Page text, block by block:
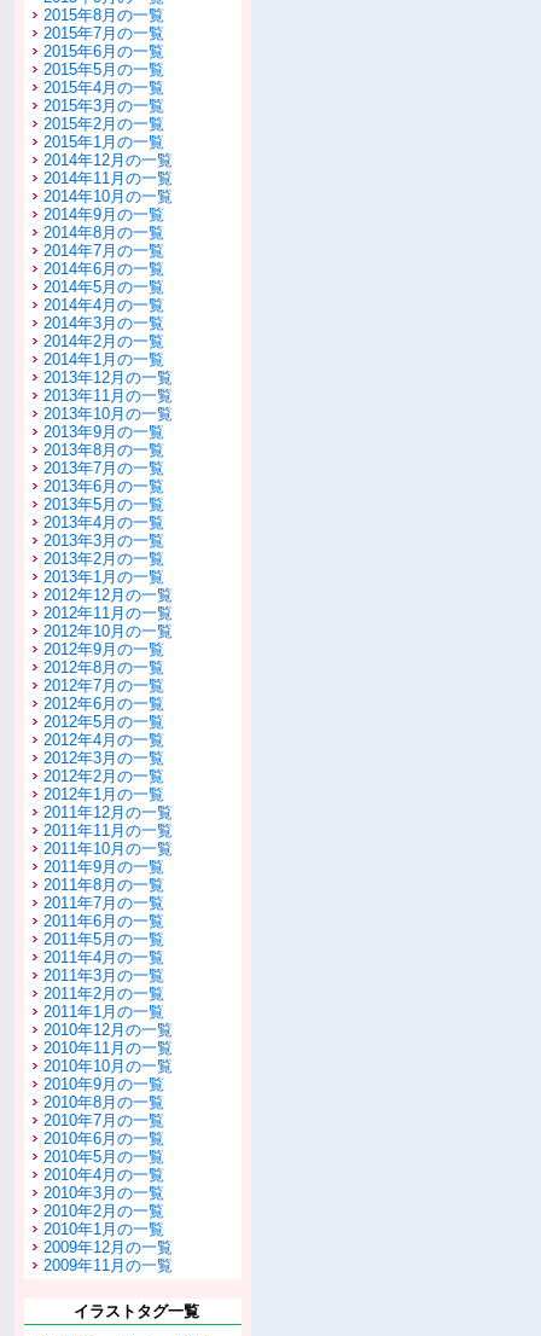
2015年8月の一覧
2015年7月の一覧
2015年6月の一覧
2015年5月の一覧
2015年4月の一覧
2015年3月の一覧
2015年2月の一覧
2015年1月の一覧
2014年12月の一覧
2014年11月の一覧
2014年10月の一覧
2014年9月の一覧
2014年8月の一覧
2014年7月の一覧
2014年6月の一覧
2014年5月の一覧
2014年4月の一覧
2014年3月の一覧
2014年2月の一覧
2014年1月の一覧
2013年12月の一覧
2013年11月の一覧
2013年10月の一覧
2013年9月の一覧
2013年8月の一覧
2013年7月の一覧
2013年6月の一覧
2013年5月の一覧
2013年4月の一覧
2013年3月の一覧
2013年2月の一覧
2013年1月の一覧
2012年12月の一覧
2012年11月の一覧
2012年10月の一覧
2012年9月の一覧
2012年8月の一覧
2012年7月の一覧
2012年6月の一覧
2012年5月の一覧
2012年4月の一覧
2012年3月の一覧
2012年2月の一覧
2012年1月の一覧
2011年12月の一覧
2011年11月の一覧
2011年10月の一覧
2011年9月の一覧
2011年8月の一覧
2011年7月の一覧
2011年6月の一覧
2011年5月の一覧
2011年4月の一覧
2011年3月の一覧
2011年2月の一覧
2011年1月の一覧
2010年12月の一覧
2010年11月の一覧
2010年10月の一覧
2010年9月の一覧
2010年8月の一覧
2010年7月の一覧
2010年6月の一覧
2010年5月の一覧
2010年4月の一覧
2010年3月の一覧
2010年2月の一覧
2010年1月の一覧
2009年12月の一覧
2009年11月の一覧
イラストタグ一覧